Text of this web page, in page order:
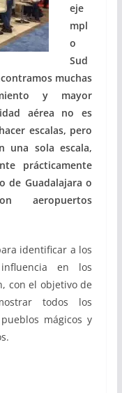
eje
mpl
o
Sud
muchas
y mayor
aérea no es
escalas, pero
una sola escala,
prácticamente
de Guadalajara o
aeropuertos
identificar a los
en los
con el objetivo de
todos los
mágicos y